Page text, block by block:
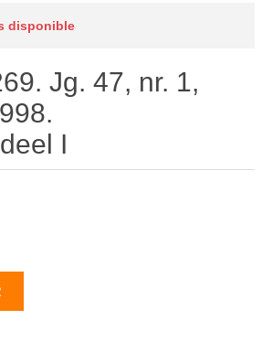
disponible
Jg. 47, nr. 1,
I